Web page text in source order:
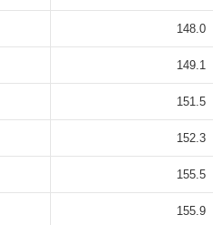
148.0
149.1
151.5
152.3
155.5
155.9